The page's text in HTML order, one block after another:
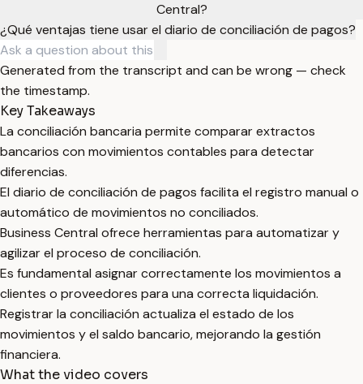
Central?
¿Qué ventajas tiene usar el diario de conciliación de pagos?
Generated from the transcript and can be wrong — check
the timestamp.
Key Takeaways
La conciliación bancaria permite comparar extractos
bancarios con movimientos contables para detectar
diferencias.
El diario de conciliación de pagos facilita el registro manual o
automático de movimientos no conciliados.
Business Central ofrece herramientas para automatizar y
agilizar el proceso de conciliación.
Es fundamental asignar correctamente los movimientos a
clientes o proveedores para una correcta liquidación.
Registrar la conciliación actualiza el estado de los
movimientos y el saldo bancario, mejorando la gestión
financiera.
What the video covers